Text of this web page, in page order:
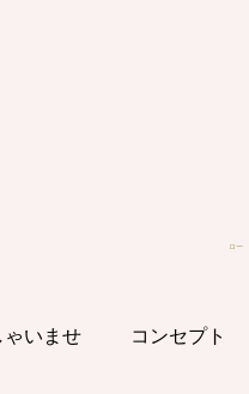
ロ
いませ コンセプト